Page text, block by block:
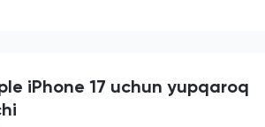
iPhone 17 uchun yupqaroq